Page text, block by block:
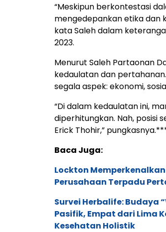
“Meskipun berkontestasi
mengedepankan etika dan
kata Saleh dalam
2023.
Menurut Saleh Partaonan
kedaulatan dan
segala aspek: ekonomi,
“Di dalam kedaulatan ini,
diperhitungkan. Nah, posisi
Erick Thohir,”
Baca Juga:
Lockton
Perusahaan Terpadu
Survei Herbalife: Budaya
Pasifik, Empat dari Lima
Kesehatan Holistik